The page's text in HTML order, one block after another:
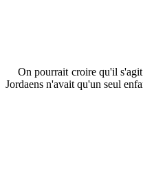
On pourrait croire qu'il s'agit
Jordaens n'avait qu'un seul